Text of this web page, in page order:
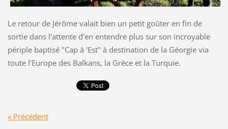
Le retour de Jérôme valait bien un petit goûter en fin de
sortie dans l'attente d'en entendre plus sur son incroyable
périple baptisé "Cap à 'Est" à destination de la Géorgie via
toute l'Europe des Balkans, la Grèce et la Turquie.
« Précédent